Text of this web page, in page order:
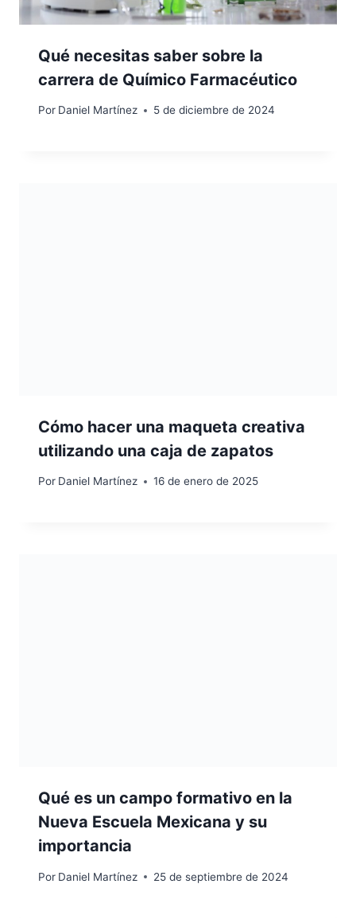
Qué necesitas saber sobre la
carrera de Químico Farmacéutico
Por Daniel Martínez 5 de diciembre de 2024
Cómo hacer una maqueta creativa
utilizando una caja de zapatos
Por Daniel Martínez 16 de enero de 2025
Qué es un campo formativo en la
Nueva Escuela Mexicana y su
importancia
Por Daniel Martínez 25 de septiembre de 2024